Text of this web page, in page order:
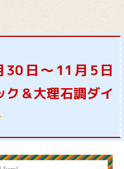
30日～11月5日
＆大理石調ダイ